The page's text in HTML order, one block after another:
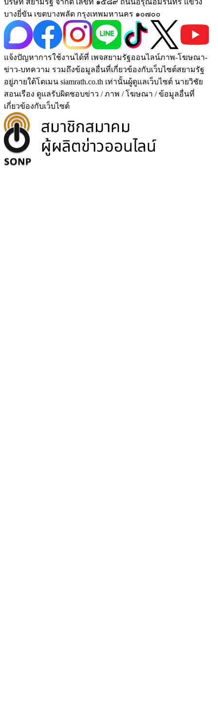
บางยี่ขัน เขตบางพลัด กรุงเทพมหานคร ๑๐๗๐๐
แจ้งปัญหาการใช้งานได้ที่ เพจสยามรัฐออนไลน์ภาพ-โฆษณา-
ข่าว-บทความ รวมถึงข้อมูลอื่นที่เกี่ยวข้องกับเว็บไซต์สยามรัฐ
อยู่ภายใต้โดเมน siamrath.co.th เท่านั้นผู้ดูแลเว็บไซต์ นายวิชัย
สอนเรือง ดูแลรับผิดชอบข่าว / ภาพ / โฆษณา / ข้อมูลอื่นที่
เกี่ยวข้องกับเว็บไซต์